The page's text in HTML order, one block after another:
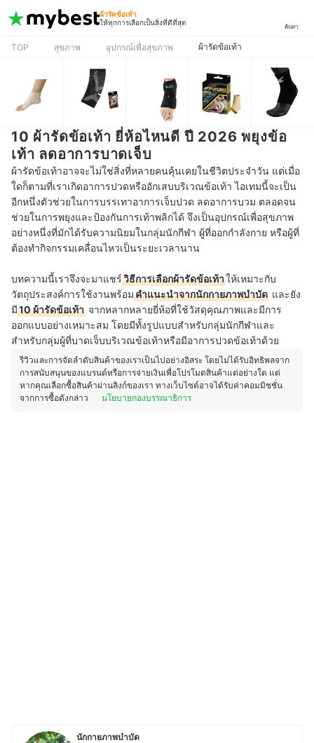
ผ้ารัดข้อเท้า
ให้ทุกการเลือกเป็นสิ่งที่ดีที่สุด
ค้นหา
TOP สุขภาพ อุปกรณ์เพื่อสุขภาพ ผ้ารัดข้อเท้า
10 ผ้ารัดข้อเท้า ยี่ห้อไหนดี ปี 2026 พยุงข้อ
เท้า ลดอาการบาดเจ็บ
ผ้ารัดข้อเท้าอาจจะไม่ใช่สิ่งที่หลายคนคุ้นเคยในชีวิตประจำวัน แต่เมื่อ
ใดก็ตามที่เราเกิดอาการปวดหรืออักเสบบริเวณข้อเท้า ไอเทมนี้จะเป็น
อีกหนึ่งตัวช่วยในการบรรเทาอาการเจ็บปวด ลดอาการบวม ตลอดจน
ช่วยในการพยุงและป้องกันการเท้าพลิกได้ จึงเป็นอุปกรณ์เพื่อสุขภาพ
อย่างหนึ่งที่มักได้รับความนิยมในกลุ่มนักกีฬา ผู้ที่ออกกำลังกาย หรือผู้ที่
ต้องทำกิจกรรมเคลื่อนไหวเป็นระยะเวลานาน
บทความนี้เราจึงจะมาแชร์วิธีการเลือกผ้ารัดข้อเท้าให้เหมาะกับ
วัตถุประสงค์การใช้งานพร้อมคำแนะนำจากนักกายภาพบำบัด และยัง
มี10 ผ้ารัดข้อเท้า จากหลากหลายยี่ห้อที่ใช้วัสดุคุณภาพและมีการ
ออกแบบอย่างเหมาะสม โดยมีทั้งรูปแบบสำหรับกลุ่มนักกีฬาและ
สำหรับกลุ่มผู้ที่บาดเจ็บบริเวณข้อเท้าหรือมีอาการปวดข้อเท้าด้วย
รีวิวและการจัดลำดับสินค้าของเราเป็นไปอย่างอิสระ โดยไม่ได้รับอิทธิพลจาก
การสนับสนุนของแบรนด์หรือการจ่ายเงินเพื่อโปรโมตสินค้าแต่อย่างใด แต่
หากคุณเลือกซื้อสินค้าผ่านลิงก์ของเรา ทางเว็บไซต์อาจได้รับค่าคอมมิชชั่น
จากการซื้อดังกล่าว
นโยบายกองบรรณาธิการ
นักกายภาพบำบัด